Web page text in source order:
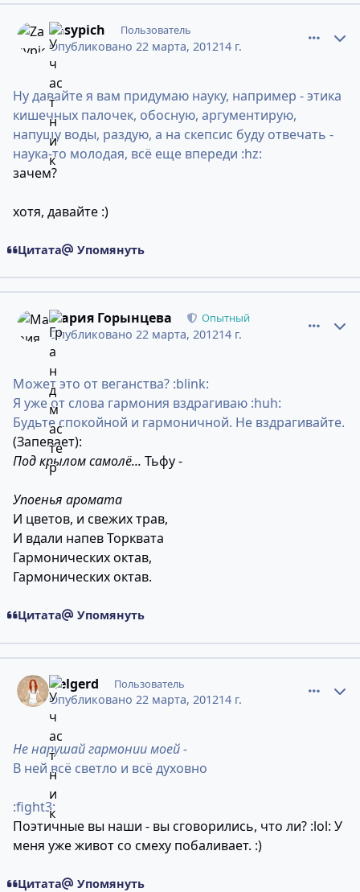
Zasypich Пользователь
Опубликовано 22 марта, 201214 г.
Ну давайте я вам придумаю науку, например - этика
кишечных палочек, обосную, аргументирую,
напущу воды, раздую, а на скепсис буду отвечать -
наука-то молодая, всё еще впереди :hz:
зачем?
хотя, давайте :)
Цитата Упомянуть
Мария Горынцева Опытный
Опубликовано 22 марта, 201214 г.
Может это от веганства? :blink:
Я уже от слова гармония вздрагиваю :huh:
Будьте спокойной и гармоничной. Не вздрагивайте.
(Запевает):
Под крылом самолё... Тьфу -
Упоенья аромата
И цветов, и свежих трав,
И вдали напев Торквата
Гармонических октав,
Гармонических октав.
Цитата Упомянуть
Helgerd Пользователь
Опубликовано 22 марта, 201214 г.
Не нарушай гармонии моей -
В ней всё светло и всё духовно
:fight3:
Поэтичные вы наши - вы сговорились, что ли? :lol: У
меня уже живот со смеху побаливает. :)
Цитата Упомянуть